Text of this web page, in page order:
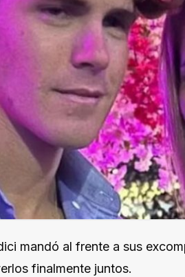
mandó al frente a sus
finalmente juntos.